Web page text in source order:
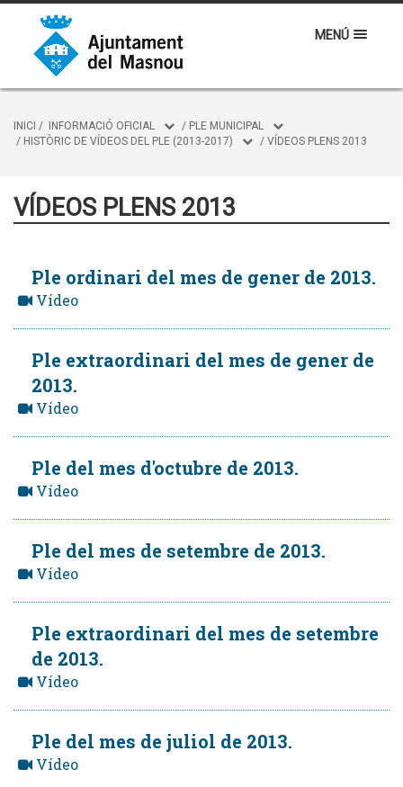
MENÚ
INICI / INFORMACIÓ OFICIAL / PLE MUNICIPAL
/ HISTÒRIC DE VÍDEOS DEL PLE (2013-2017) / VÍDEOS PLENS 2013
VÍDEOS PLENS 2013
Ple ordinari del mes de gener de 2013.
Vídeo
Ple extraordinari del mes de gener de
2013.
Vídeo
Ple del mes d'octubre de 2013.
Vídeo
Ple del mes de setembre de 2013.
Vídeo
Ple extraordinari del mes de setembre
de 2013.
Vídeo
Ple del mes de juliol de 2013.
Vídeo